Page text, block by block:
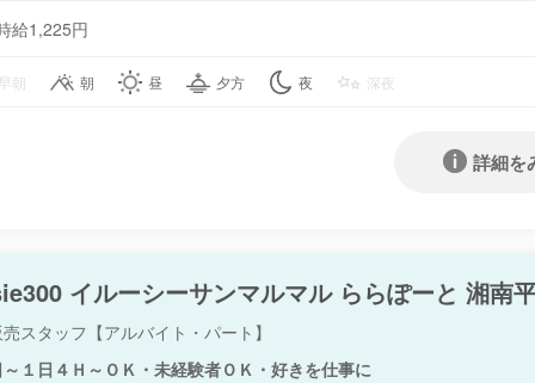
給1,225円
朝 朝 昼 夕方 夜 深夜
詳細を
イルーシーサンマルマル ららぽーと 湘南
スタッフ【アルバイト・パート】
１日４Ｈ～ＯＫ・未経験者ＯＫ・好きを仕事に